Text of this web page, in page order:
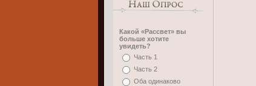
Какой «Рассвет» вы
больше хотите
увидеть?
Часть 1
Часть 2
Оба одинаково